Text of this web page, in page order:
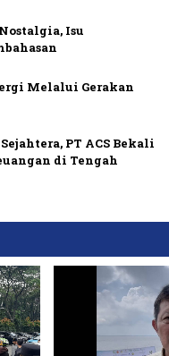
Isu
Melalui Gerakan
PT ACS Bekali
di Tengah